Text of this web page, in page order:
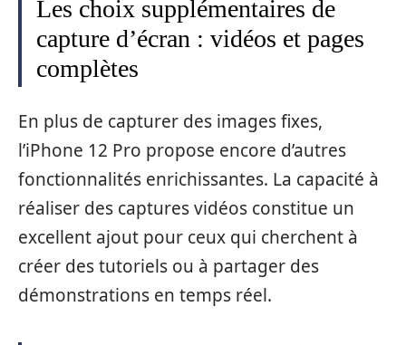
Les choix supplémentaires de
capture d’écran : vidéos et pages
complètes
En plus de capturer des images fixes,
l’iPhone 12 Pro propose encore d’autres
fonctionnalités enrichissantes. La capacité à
réaliser des captures vidéos constitue un
excellent ajout pour ceux qui cherchent à
créer des tutoriels ou à partager des
démonstrations en temps réel.